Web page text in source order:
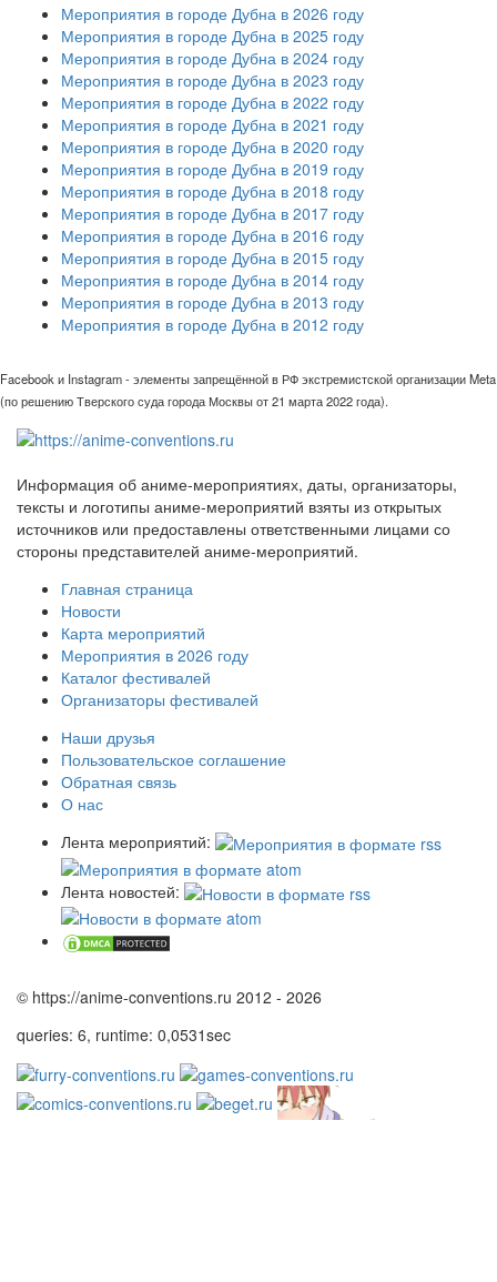
Мероприятия в городе Дубна в 2026 году
Мероприятия в городе Дубна в 2025 году
Мероприятия в городе Дубна в 2024 году
Мероприятия в городе Дубна в 2023 году
Мероприятия в городе Дубна в 2022 году
Мероприятия в городе Дубна в 2021 году
Мероприятия в городе Дубна в 2020 году
Мероприятия в городе Дубна в 2019 году
Мероприятия в городе Дубна в 2018 году
Мероприятия в городе Дубна в 2017 году
Мероприятия в городе Дубна в 2016 году
Мероприятия в городе Дубна в 2015 году
Мероприятия в городе Дубна в 2014 году
Мероприятия в городе Дубна в 2013 году
Мероприятия в городе Дубна в 2012 году
Facebook и Instagram - элементы запрещённой в РФ экстремистской организации Meta
(по решению Тверского суда города Москвы от 21 марта 2022 года).
Информация об аниме-мероприятиях, даты, организаторы,
тексты и логотипы аниме-мероприятий взяты из открытых
источников или предоставлены ответственными лицами со
стороны представителей аниме-мероприятий.
Главная страница
Новости
Карта мероприятий
Мероприятия в 2026 году
Каталог фестивалей
Организаторы фестивалей
Наши друзья
Пользовательское соглашение
Обратная связь
О нас
Лента мероприятий:
Лента новостей:
© https://anime-conventions.ru 2012 - 2026
queries: 6, runtime: 0,0531sec